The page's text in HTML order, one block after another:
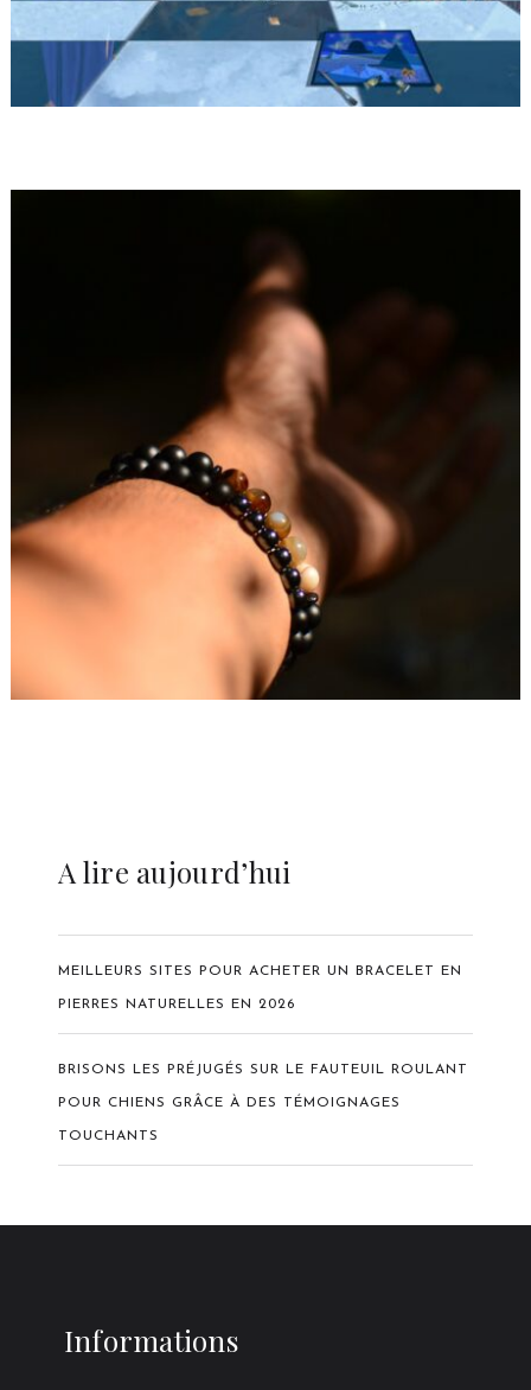
A lire aujourd’hui
MEILLEURS SITES POUR ACHETER UN BRACELET EN
PIERRES NATURELLES EN 2026
BRISONS LES PRÉJUGÉS SUR LE FAUTEUIL ROULANT
POUR CHIENS GRÂCE À DES TÉMOIGNAGES
TOUCHANTS
Informations